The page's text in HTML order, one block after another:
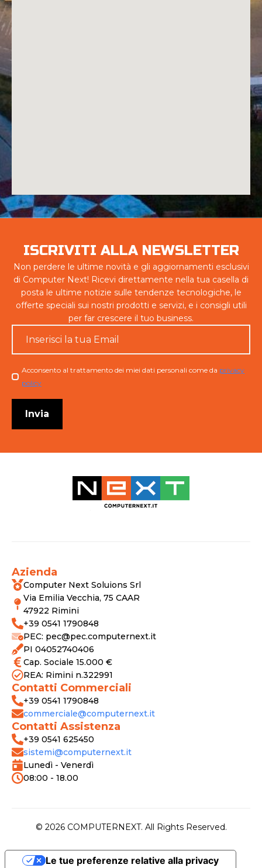
ISCRIVITI ALLA NEWSLETTER
Non perdere le ultime novità e gli aggiornamenti esclusivi
di Computer Next! Ricevi direttamente nella tua casella di
posta le ultime notizie sulle tendenze tecnologiche, le
offerte speciali sui nostri prodotti e servizi, e i consigli utili
per far crescere il tuo business.
Email
Checkbox
Acconsento al trattamento dei miei dati personali come da privacy
policy
Invia
Azienda
Computer Next Soluions Srl
Via Emilia Vecchia, 75 CAAR
47922 Rimini
+39 0541 1790848
PEC: pec@pec.computernext.it
PI 04052740406
Cap. Sociale 15.000 €
REA: Rimini n.322991
Contatti Commerciali
+39 0541 1790848
commerciale@computernext.it
Contatti Assistenza
+39 0541 625450
sistemi@computernext.it
Lunedì - Venerdì
08:00 - 18.00
© 2026 COMPUTERNEXT. All Rights Reserved.
Le tue preferenze relative alla privacy